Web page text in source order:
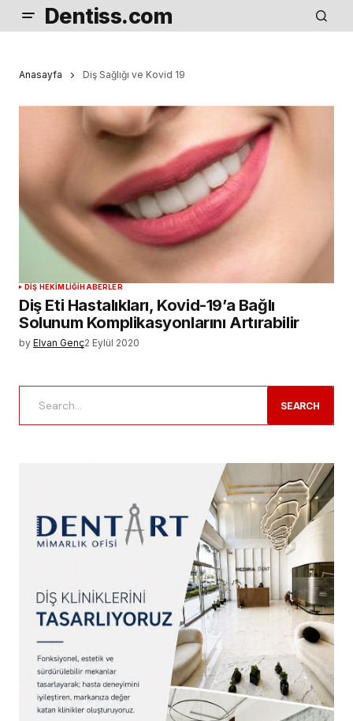
Dentiss.com
Anasayfa Diş Sağlığı ve Kovid 19
DIŞ HEKIMLIĞIHABERLER
Diş Eti Hastalıkları, Kovid-19’a Bağlı
Solunum Komplikasyonlarını Artırabilir
by Elvan Genç2 Eylül 2020
SEARCH